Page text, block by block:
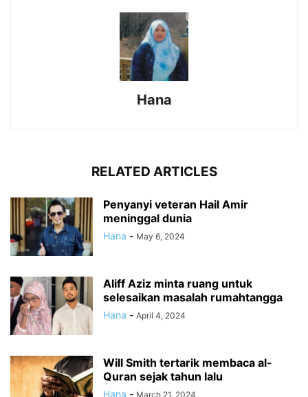
Hana
RELATED ARTICLES
Penyanyi veteran Hail Amir
meninggal dunia
Hana - May 6, 2024
Aliff Aziz minta ruang untuk
selesaikan masalah rumahtangga
Hana - April 4, 2024
Will Smith tertarik membaca al-
Quran sejak tahun lalu
Hana - March 21, 2024